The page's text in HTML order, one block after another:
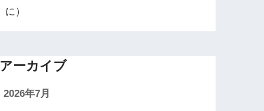
に）
アーカイブ
2026年7月